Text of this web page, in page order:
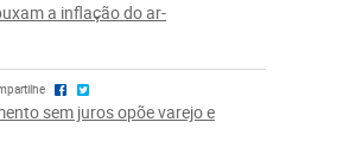
a inflação do ar-
sem juros opõe varejo e